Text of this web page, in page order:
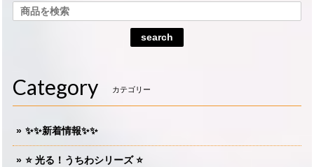
search
Category カテゴリー
✨✨新着情報✨✨
⭐️ 光る！うちわシリーズ ⭐️